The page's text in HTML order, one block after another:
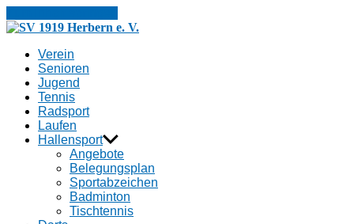
Verein
Senioren
Jugend
Tennis
Radsport
Laufen
Hallensport
Angebote
Belegungsplan
Sportabzeichen
Badminton
Tischtennis